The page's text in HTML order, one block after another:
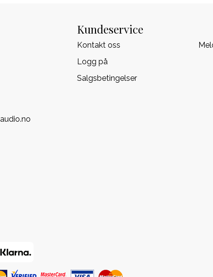
Kundeservice
Kontakt oss
Logg på
Salgsbetingelser